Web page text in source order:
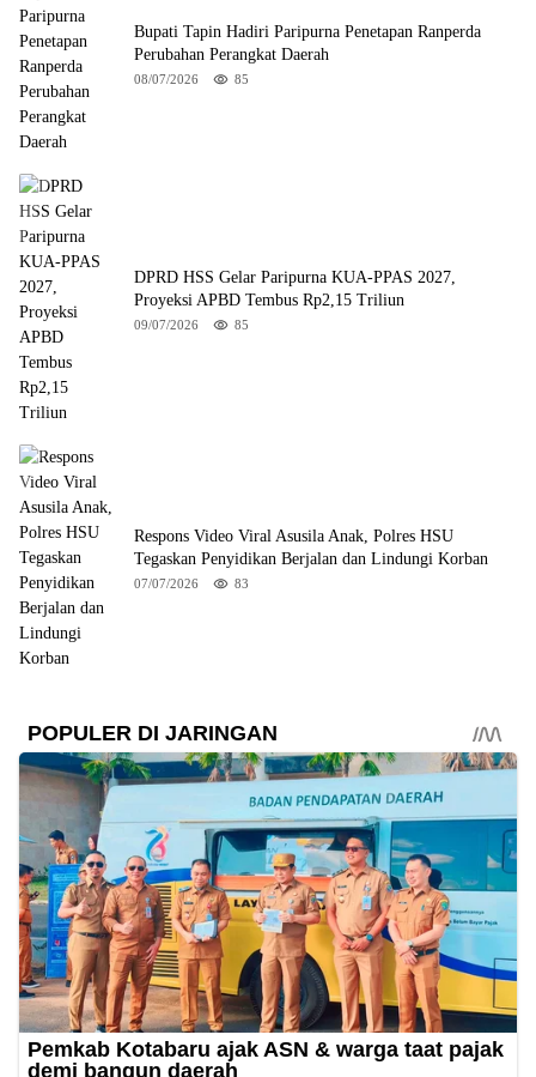
Bupati Tapin Hadiri Paripurna Penetapan Ranperda
Perubahan Perangkat Daerah
08/07/2026 85
DPRD HSS Gelar Paripurna KUA-PPAS 2027,
Proyeksi APBD Tembus Rp2,15 Triliun
09/07/2026 85
Respons Video Viral Asusila Anak, Polres HSU
Tegaskan Penyidikan Berjalan dan Lindungi Korban
07/07/2026 83